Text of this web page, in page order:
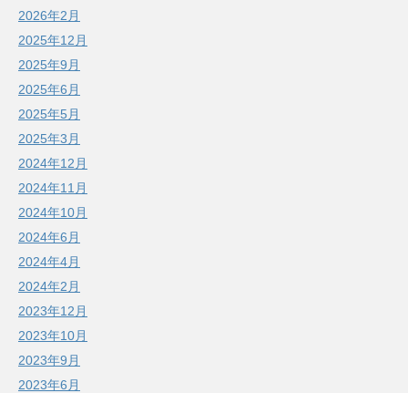
2026年2月
2025年12月
2025年9月
2025年6月
2025年5月
2025年3月
2024年12月
2024年11月
2024年10月
2024年6月
2024年4月
2024年2月
2023年12月
2023年10月
2023年9月
2023年6月